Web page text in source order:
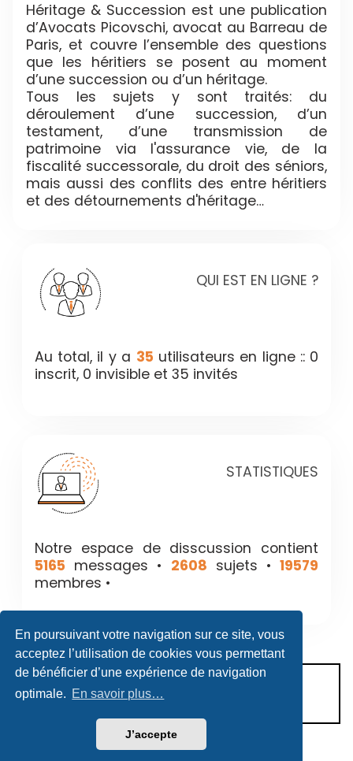
En poursuivant votre navigation sur ce site, vous
acceptez l’utilisation de cookies vous permettant
de bénéficier d’une expérience de navigation
optimale. En savoir plus…
J’accepte
Héritage & Succession est une publication
d’Avocats Picovschi, avocat au Barreau de
Paris, et couvre l’ensemble des questions
que les héritiers se posent au moment
d’une succession ou d’un héritage.
Tous les sujets y sont traités: du
déroulement d’une succession, d’un
testament, d’une transmission de
patrimoine via l'assurance vie, de la
fiscalité successorale, du droit des séniors,
mais aussi des conflits des entre héritiers
et des détournements d'héritage…
QUI EST EN LIGNE ?
Au total, il y a 35 utilisateurs en ligne :: 0
inscrit, 0 invisible et 35 invités
STATISTIQUES
Notre espace de disscussion contient
5165 messages • 2608 sujets •19579
membres •
CONDITIONS D’UTILISATION
POLITIQUE DE VIE PRIVÉE
Héritage & Succession